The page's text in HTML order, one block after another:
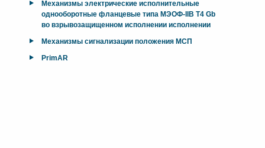
Механизмы электрические исполнительные
однооборотные фланцевые типа МЭОФ-IIB T4 Gb
во взрывозащищенном исполнении исполнении
Механизмы сигнализации положения МСП
PrimAR